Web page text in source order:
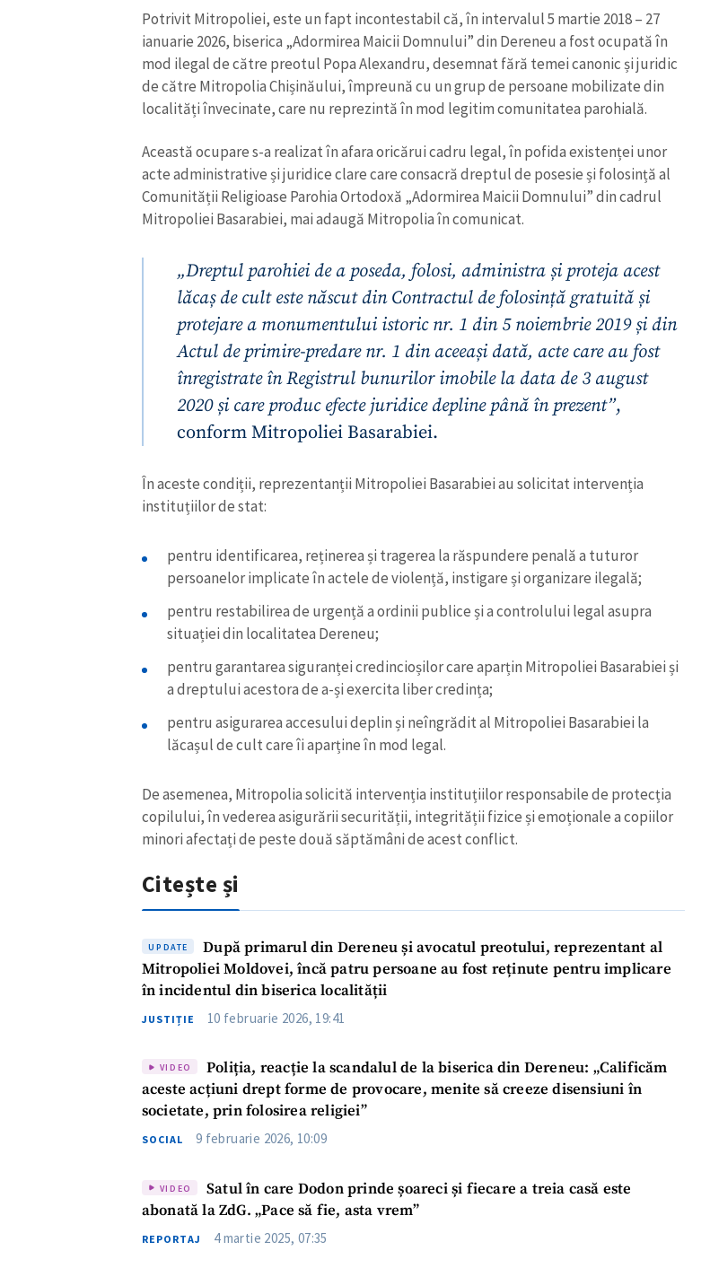
Potrivit Mitropoliei, este un fapt incontestabil că, în intervalul 5 martie 2018 – 27
ianuarie 2026, biserica „Adormirea Maicii Domnului” din Dereneu a fost ocupată în
mod ilegal de către preotul Popa Alexandru, desemnat fără temei canonic și juridic
de către Mitropolia Chișinăului, împreună cu un grup de persoane mobilizate din
localități învecinate, care nu reprezintă în mod legitim comunitatea parohială.
Această ocupare s-a realizat în afara oricărui cadru legal, în pofida existenței unor
acte administrative și juridice clare care consacră dreptul de posesie și folosință al
Comunității Religioase Parohia Ortodoxă „Adormirea Maicii Domnului” din cadrul
Mitropoliei Basarabiei, mai adaugă Mitropolia în comunicat.
„Dreptul parohiei de a poseda, folosi, administra și proteja acest
lăcaș de cult este născut din Contractul de folosință gratuită și
protejare a monumentului istoric nr. 1 din 5 noiembrie 2019 și din
Actul de primire-predare nr. 1 din aceeași dată, acte care au fost
înregistrate în Registrul bunurilor imobile la data de 3 august
2020 și care produc efecte juridice depline până în prezent”,
conform Mitropoliei Basarabiei.
În aceste condiții, reprezentanții Mitropoliei Basarabiei au solicitat intervenția
instituțiilor de stat:
pentru identificarea, reținerea și tragerea la răspundere penală a tuturor
persoanelor implicate în actele de violență, instigare și organizare ilegală;
pentru restabilirea de urgență a ordinii publice și a controlului legal asupra
situației din localitatea Dereneu;
pentru garantarea siguranței credincioșilor care aparțin Mitropoliei Basarabiei și
a dreptului acestora de a-și exercita liber credința;
pentru asigurarea accesului deplin și neîngrădit al Mitropoliei Basarabiei la
lăcașul de cult care îi aparține în mod legal.
De asemenea, Mitropolia solicită intervenția instituțiilor responsabile de protecția
copilului, în vederea asigurării securității, integrității fizice și emoționale a copiilor
minori afectați de peste două săptămâni de acest conflict.
Citește și
UPDATE
După primarul din Dereneu și avocatul preotului, reprezentant al
Mitropoliei Moldovei, încă patru persoane au fost reținute pentru implicare
în incidentul din biserica localității
JUSTIȚIE 10 februarie 2026, 19:41
VIDEO
Poliția, reacție la scandalul de la biserica din Dereneu: „Calificăm
aceste acțiuni drept forme de provocare, menite să creeze disensiuni în
societate, prin folosirea religiei”
SOCIAL 9 februarie 2026, 10:09
VIDEO
Satul în care Dodon prinde șoareci și fiecare a treia casă este
abonată la ZdG. „Pace să fie, asta vrem”
REPORTAJ 4 martie 2025, 07:35
Fotografie + Încarcă imagine
Link media + Link media
Mesajul știrei + Mesajul știrei